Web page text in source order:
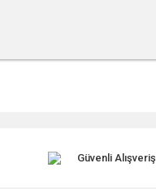
Güvenli Alışveriş